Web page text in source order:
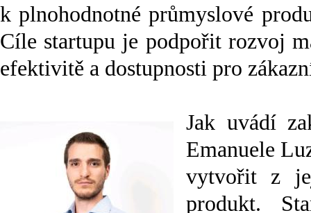
k plnohodnotné průmyslové
Cíle startupu je podpořit rozvoj
efektivitě a dostupnosti pro
Jak uvádí
Emanuele
vytvořit z
produkt.